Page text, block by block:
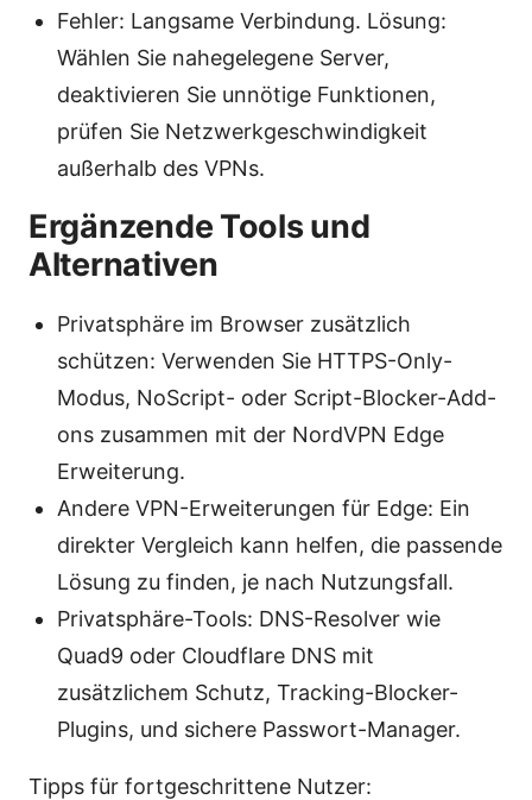
Fehler: Langsame Verbindung. Lösung:
Wählen Sie nahegelegene Server,
deaktivieren Sie unnötige Funktionen,
prüfen Sie Netzwerkgeschwindigkeit
außerhalb des VPNs.
Ergänzende Tools und
Alternativen
Privatsphäre im Browser zusätzlich
schützen: Verwenden Sie HTTPS-Only-
Modus, NoScript- oder Script-Blocker-Add-
ons zusammen mit der NordVPN Edge
Erweiterung.
Andere VPN-Erweiterungen für Edge: Ein
direkter Vergleich kann helfen, die passende
Lösung zu finden, je nach Nutzungsfall.
Privatsphäre-Tools: DNS-Resolver wie
Quad9 oder Cloudflare DNS mit
zusätzlichem Schutz, Tracking-Blocker-
Plugins, und sichere Passwort-Manager.
Tipps für fortgeschrittene Nutzer: